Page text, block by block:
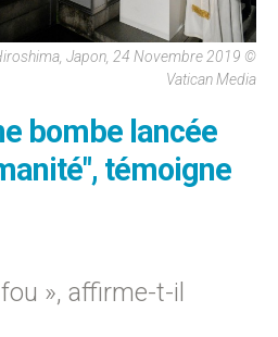
Japon, 24 Novembre 2019 ©
Vatican Media
bombe lancée
témoigne
», affirme-t-il